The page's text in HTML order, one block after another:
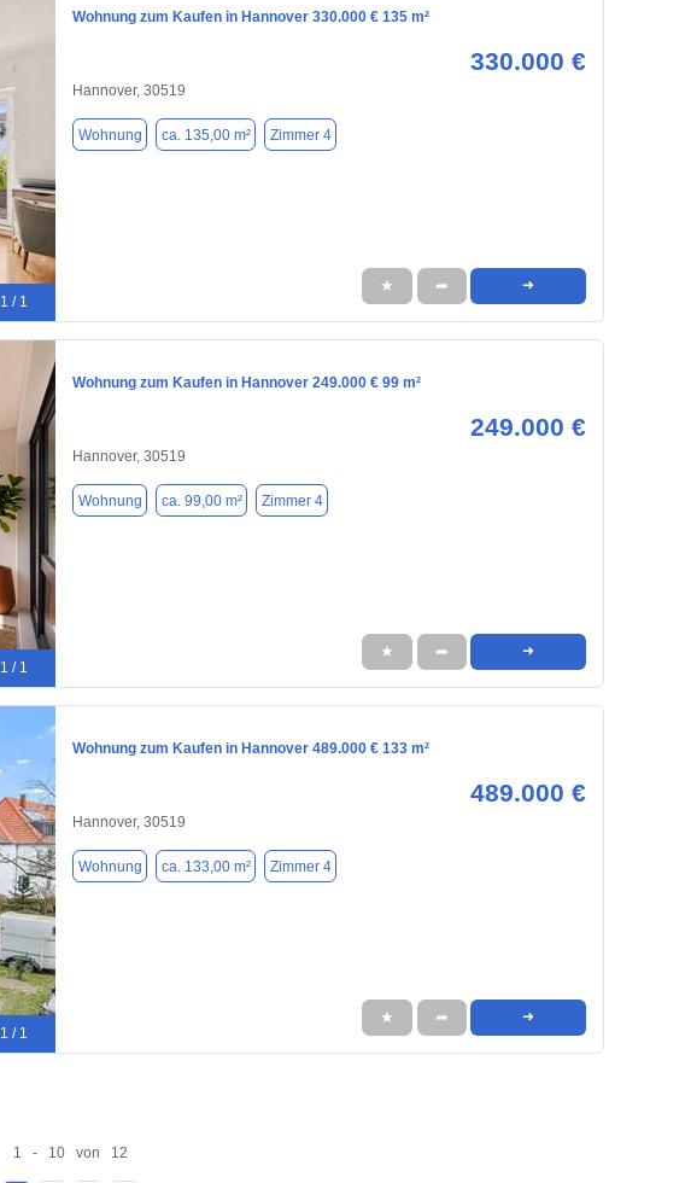
1 / 1
Wohnung zum Kaufen in Hannover 330.000 € 135 m²
330.000 €
Hannover, 30519
Wohnung ca. 135,00 m² Zimmer 4
★ ➦ ➜
1 / 1
Wohnung zum Kaufen in Hannover 249.000 € 99 m²
249.000 €
Hannover, 30519
Wohnung ca. 99,00 m² Zimmer 4
★ ➦ ➜
1 / 1
Wohnung zum Kaufen in Hannover 489.000 € 133 m²
489.000 €
Hannover, 30519
Wohnung ca. 133,00 m² Zimmer 4
★ ➦ ➜
1 - 10 von 12